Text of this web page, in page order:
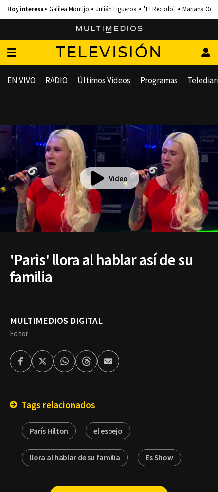
Galilea Montijo Julián Figueroa "El Recodo" Mariana
TELEVISIÓN
EN VIVO RADIO Últimos Videos Programas
Video
'Paris' llora al hablar así de su
familia
MULTIMEDIOS DIGITAL
Editor
FacebookTwitterWhatsappThreadsEnviar
por
Tags relacionados
París Hilton el espejo
llora al hablar de su familia Es Show